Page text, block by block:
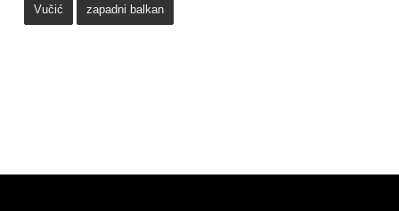
Vučić zapadni balkan